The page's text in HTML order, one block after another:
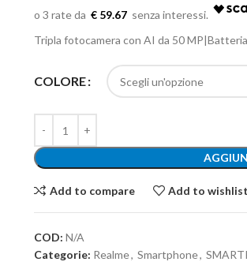
€ 59.67
Tripla fotocamera con AI da 50
COLORE
Add to compare Add to wishlist
COD: N/A
Categorie: Realme, Smartphone,